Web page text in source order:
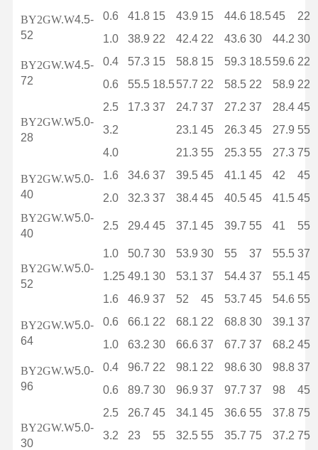
BY2GW.W4.5-
52
0.6 41.8 15 43.9 15 44.6 18.545
22
1.0
38.9 22 42.4 22 43.6 30 44.2 30
BY2GW.W4.5-
72
0.4 57.3 15 58.8 15 59.3 18.559.6 22
0.6
55.5 18.557.7 22 58.5 22 58.9 22
BY2GW.W5.0-
28
2.5 17.3 37 24.7 37 27.2 37 28.4 45
3.2
23.1 45 26.3 45 27.9 55
4.0
21.3 55 25.3 55 27.3 75
BY2GW.W5.0-
40
1.6 34.6 37 39.5 45 41.1 45 42
45
2.0
32.3 37 38.4 45 40.5 45 41.5 45
BY2GW.W5.0-
40
2.5 29.4 45 37.1 45 39.7 55 41 55
BY2GW.W5.0-
52
1.0 50.7 30 53.9 30 55 37 55.5 37
1.25 49.1 30 53.1 37 54.4 37 55.1 45
1.6
46.9 37 52 45 53.7 45 54.6 55
BY2GW.W5.0-
64
0.6 66.1 22 68.1 22 68.8 30 39.1 37
1.0
63.2 30 66.6 37 67.7 37 68.2 45
BY2GW.W5.0-
96
0.4 96.7 22 98.1 22 98.6 30 98.8 37
0.6
89.7 30 96.9 37 97.7 37 98 45
BY2GW.W5.0-
30
2.5 26.7 45 34.1 45 36.6 55 37.8 75
3.2
23 55 32.5 55 35.7 75 37.2 75